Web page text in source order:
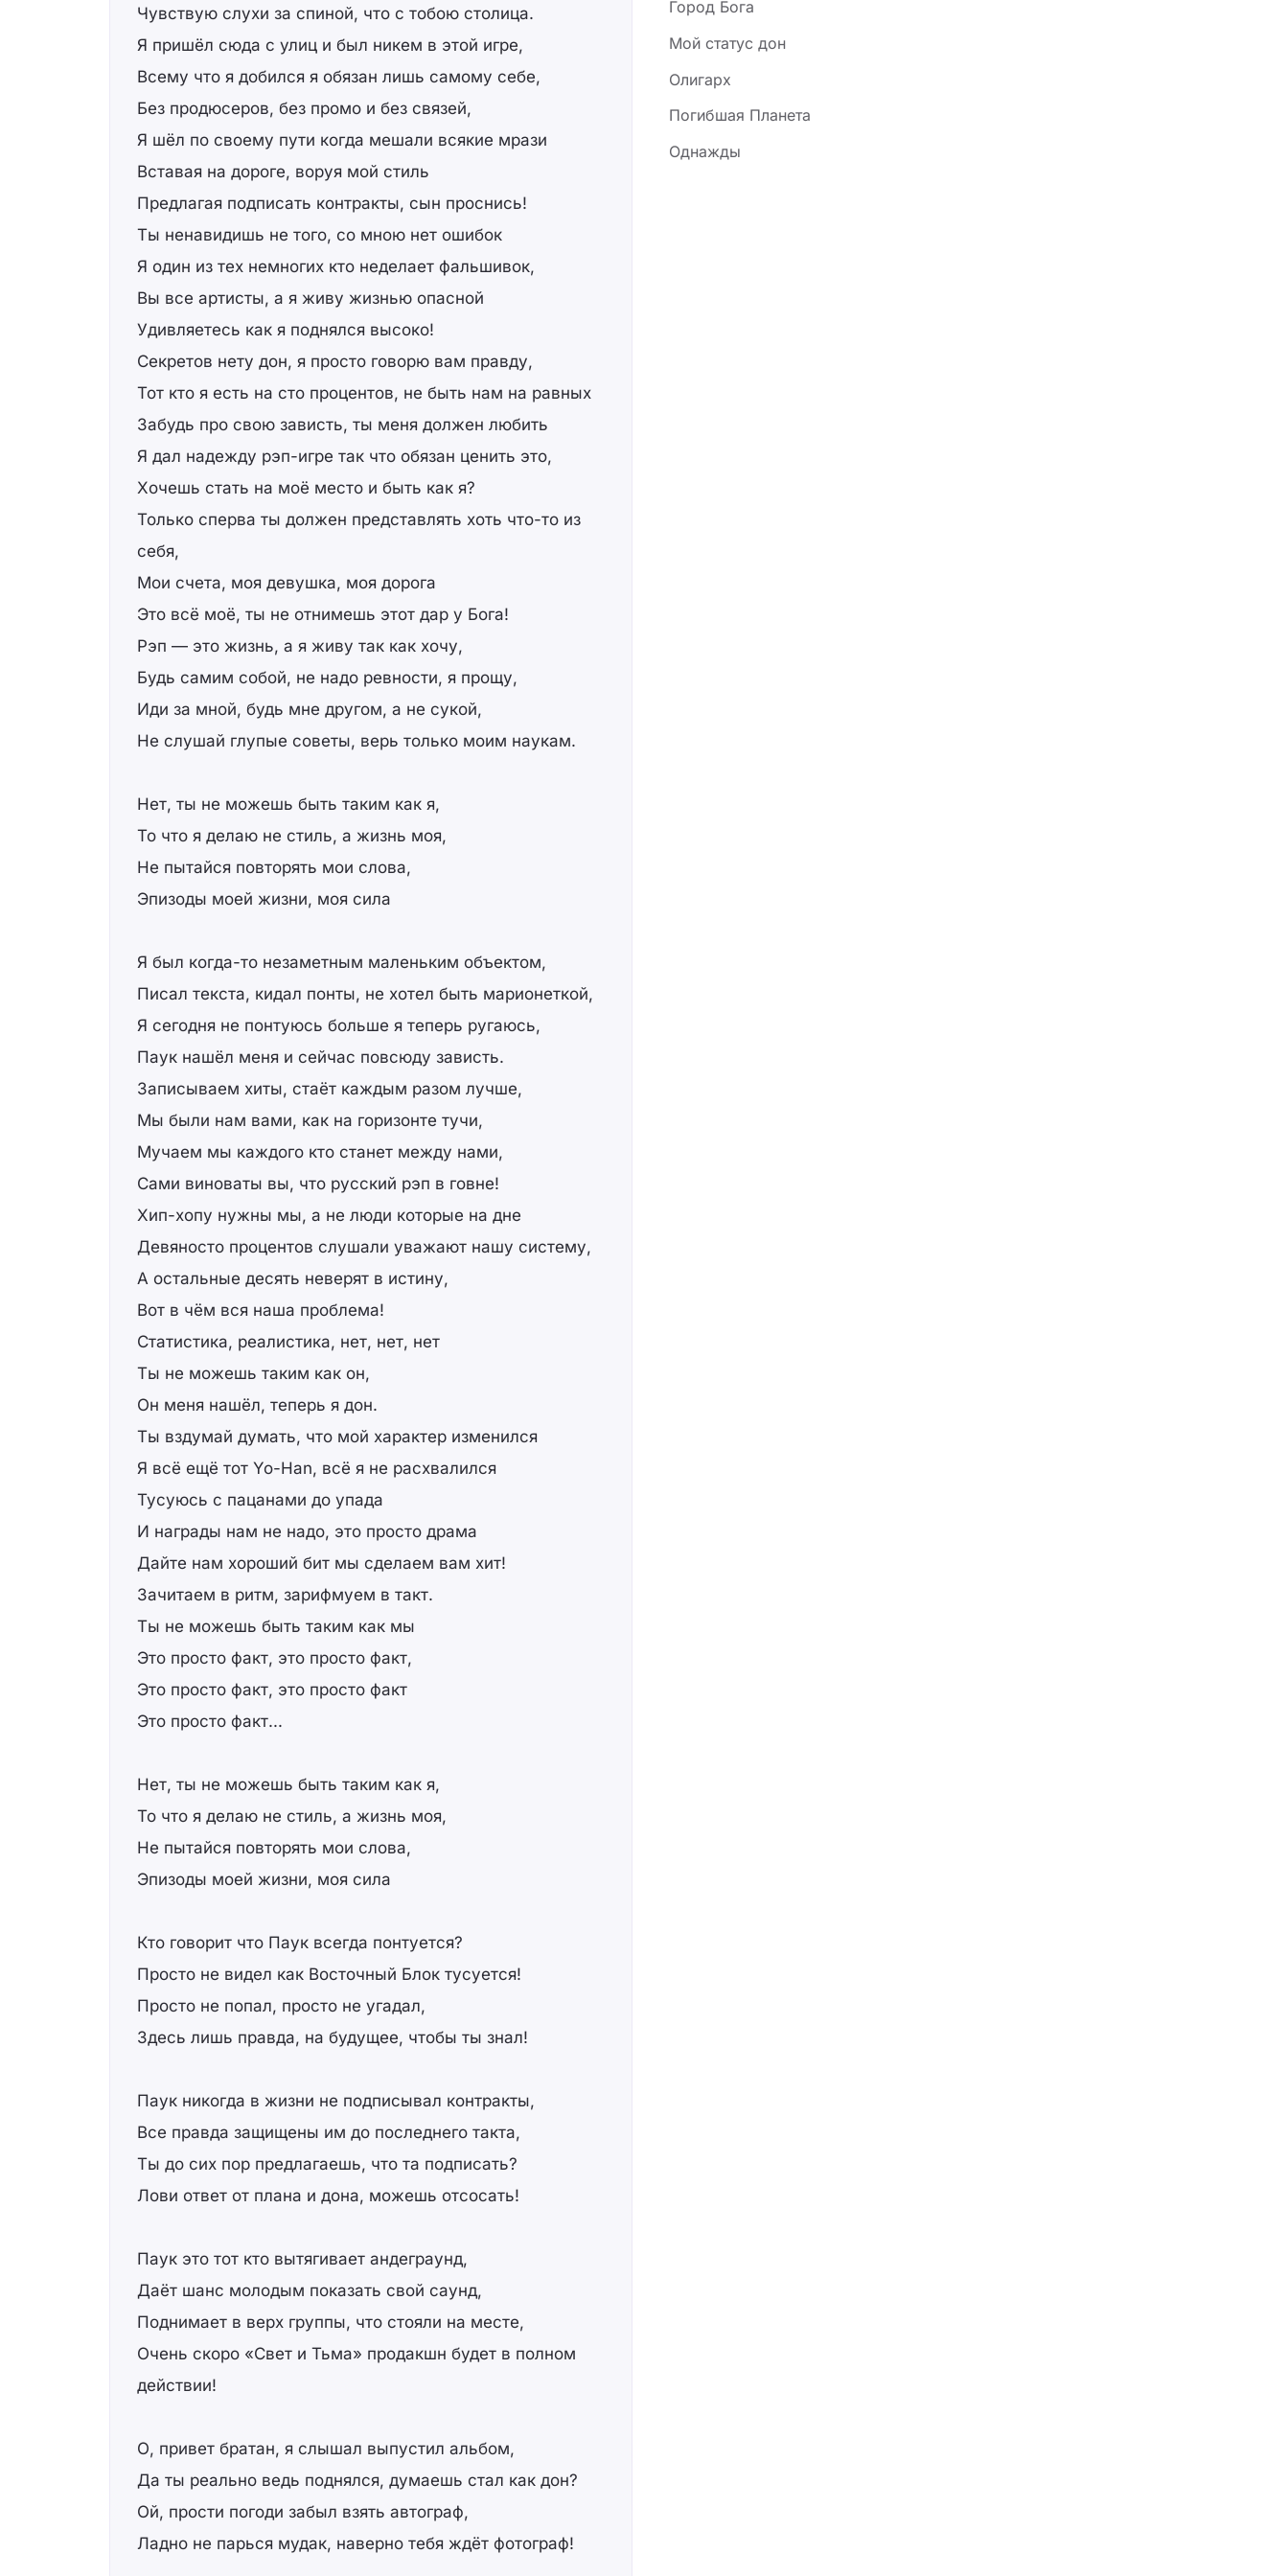
Чувствую слухи за спиной, что с тобою столица.
Я пришёл сюда с улиц и был никем в этой игре,
Всему что я добился я обязан лишь самому себе,
Без продюсеров, без промо и без связей,
Я шёл по своему пути когда мешали всякие мрази
Вставая на дороге, воруя мой стиль
Предлагая подписать контракты, сын проснись!
Ты ненавидишь не того, со мною нет ошибок
Я один из тех немногих кто неделает фальшивок,
Вы все артисты, а я живу жизнью опасной
Удивляетесь как я поднялся высоко!
Секретов нету дон, я просто говорю вам правду,
Тот кто я есть на сто процентов, не быть нам на равных
Забудь про свою зависть, ты меня должен любить
Я дал надежду рэп-игре так что обязан ценить это,
Хочешь стать на моё место и быть как я?
Только сперва ты должен представлять хоть что-то из
себя,
Мои счета, моя девушка, моя дорога
Это всё моё, ты не отнимешь этот дар у Бога!
Рэп — это жизнь, а я живу так как хочу,
Будь самим собой, не надо ревности, я прощу,
Иди за мной, будь мне другом, а не сукой,
Не слушай глупые советы, верь только моим наукам.
Нет, ты не можешь быть таким как я,
То что я делаю не стиль, а жизнь моя,
Не пытайся повторять мои слова,
Эпизоды моей жизни, моя сила
Я был когда-то незаметным маленьким объектом,
Писал текста, кидал понты, не хотел быть марионеткой,
Я сегодня не понтуюсь больше я теперь ругаюсь,
Паук нашёл меня и сейчас повсюду зависть.
Записываем хиты, стаёт каждым разом лучше,
Мы были нам вами, как на горизонте тучи,
Мучаем мы каждого кто станет между нами,
Сами виноваты вы, что русский рэп в говне!
Хип-хопу нужны мы, а не люди которые на дне
Девяносто процентов слушали уважают нашу систему,
А остальные десять неверят в истину,
Вот в чём вся наша проблема!
Статистика, реалистика, нет, нет, нет
Ты не можешь таким как он,
Он меня нашёл, теперь я дон.
Ты вздумай думать, что мой характер изменился
Я всё ещё тот Yo-Han, всё я не расхвалился
Тусуюсь с пацанами до упада
И награды нам не надо, это просто драма
Дайте нам хороший бит мы сделаем вам хит!
Зачитаем в ритм, зарифмуем в такт.
Ты не можешь быть таким как мы
Это просто факт, это просто факт,
Это просто факт, это просто факт
Это просто факт...
Нет, ты не можешь быть таким как я,
То что я делаю не стиль, а жизнь моя,
Не пытайся повторять мои слова,
Эпизоды моей жизни, моя сила
Кто говорит что Паук всегда понтуется?
Просто не видел как Восточный Блок тусуется!
Просто не попал, просто не угадал,
Здесь лишь правда, на будущее, чтобы ты знал!
Паук никогда в жизни не подписывал контракты,
Все правда защищены им до последнего такта,
Ты до сих пор предлагаешь, что та подписать?
Лови ответ от плана и дона, можешь отсосать!
Паук это тот кто вытягивает андеграунд,
Даёт шанс молодым показать свой саунд,
Поднимает в верх группы, что стояли на месте,
Очень скоро «Свет и Тьма» продакшн будет в полном
действии!
О, привет братан, я слышал выпустил альбом,
Да ты реально ведь поднялся, думаешь стал как дон?
Ой, прости погоди забыл взять автограф,
Ладно не парься мудак, наверно тебя ждёт фотограф!
Город Бога
Мой статус дон
Олигарх
Погибшая Планета
Однажды